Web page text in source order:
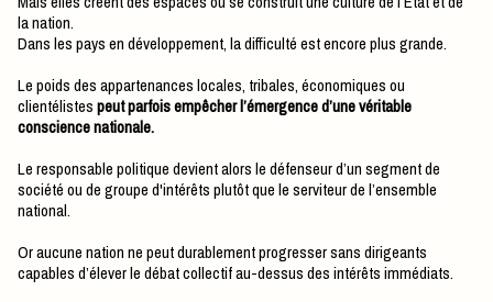
la nation.
Dans les pays en développement, la difficulté est encore plus grande.
Le poids des appartenances locales, tribales, économiques ou
clientélistespeut parfois empêcher l’émergence d’une véritable
conscience nationale.
Le responsable politique devient alors le défenseur d’un segment de
société ou de groupe d'intérêts plutôt que le serviteur de l’ensemble
national.
Or aucune nation ne peut durablement progresser sans dirigeants
capables d’élever le débat collectif au-dessus des intérêts immédiats.